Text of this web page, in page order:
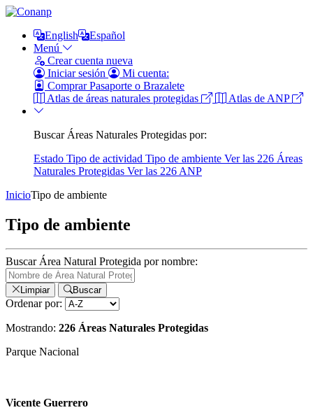
English
Español
Menú
Crear cuenta nueva
Iniciar sesión
Mi cuenta:
Comprar Pasaporte o Brazalete
Atlas de áreas naturales protegidas
Atlas de ANP
Buscar Áreas Naturales Protegidas por:
Estado Tipo de actividad Tipo de ambiente Ver las 226 Áreas
Naturales Protegidas Ver las 226 ANP
InicioTipo de ambiente
Tipo de ambiente
Buscar Área Natural Protegida por nombre:
Limpiar Buscar
Ordenar por:
Mostrando: 226 Áreas Naturales Protegidas
Parque Nacional
Vicente Guerrero